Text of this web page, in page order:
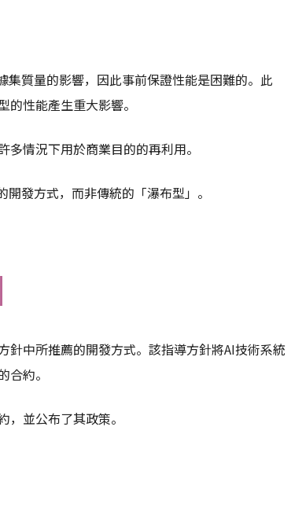
質量的影響，因此事前保證性能是困難的。此
性能產生重大影響。
情況下用於商業目的的再利用。
發方式，而非傳統的「瀑布型」。
針中所推薦的開發方式。該指導方針將AI技術系統
約。
並公布了其政策。